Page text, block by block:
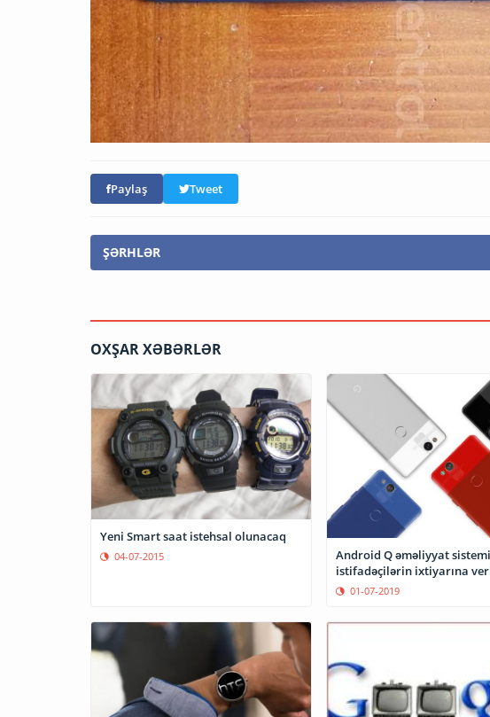
Paylaş Tweet
ŞƏRHLƏR
OXŞAR XƏBƏRLƏR
Yeni Smart saat istehsal olunacaq
04-07-2015
Android Q əməliyyat sistemi
istifadəçilərin ixtiyarına
01-07-2019